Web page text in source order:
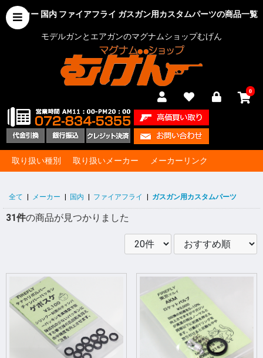
メーカー 国内 ファイアフライ ガスガン用カスタムパーツの商品一覧
モデルガンとエアガンのマグナムショップむげん
0
取り扱い種別 取り扱いメーカー メーカーリンク
全て メーカー 国内 ファイアフライ ガスガン用カスタムパーツ
31件の商品が見つかりました